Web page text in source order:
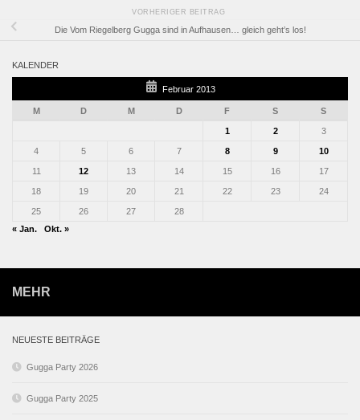
VORHERIGER BEITRAG
Die Vom Riegelberg Gugga sind in Aufhausen… gleich geht’s los!
KALENDER
Februar 2013
M D M D F S S
1 2 3
4 5 6 7 8 9 10
11 12 13 14 15 16 17
18 19 20 21 22 23 24
25 26 27
28
« Jan.
Okt. »
MEHR
NEUESTE BEITRÄGE
Gugga Party 2026
Gugga Party 2025